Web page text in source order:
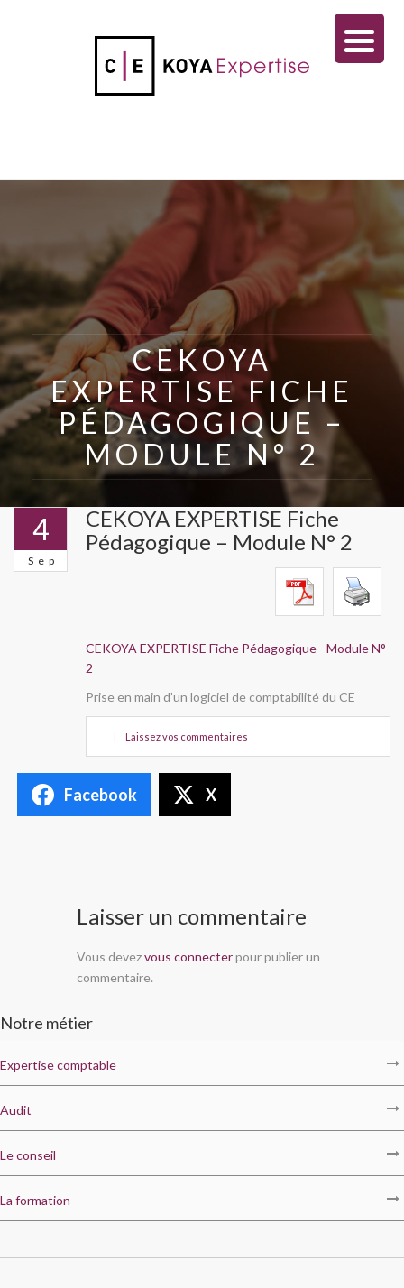
CEKOYA
EXPERTISE FICHE
PÉDAGOGIQUE –
MODULE N° 2
4
Sep
CEKOYA EXPERTISE Fiche
Pédagogique – Module N° 2
CEKOYA EXPERTISE Fiche Pédagogique - Module N°
2
Prise en main d’un logiciel de comptabilité du CE
| Laissez vos commentaires
Facebook X
Laisser un commentaire
Vous devezvous connecterpour publier un
commentaire.
Notre métier
Expertise comptable
Audit
Le conseil
La formation